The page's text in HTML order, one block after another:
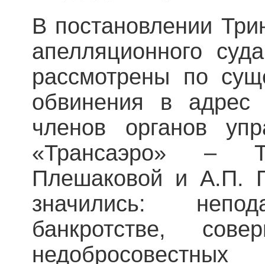
В постановлении
апелляционного
рассмотрены по
обвинения в
членов органов
«Трансаэро» –
Плешаковой и А.П.
значились:
банкротстве,